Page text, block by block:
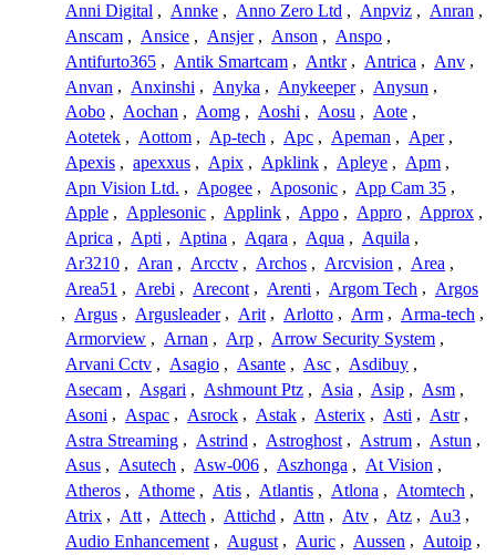
Anni Digital , Annke , Anno Zero Ltd , Anpviz , Anran ,
Anscam , Ansice , Ansjer , Anson , Anspo ,
Antifurto365 , Antik Smartcam , Antkr , Antrica , Anv ,
Anvan , Anxinshi , Anyka , Anykeeper , Anysun ,
Aobo , Aochan , Aomg , Aoshi , Aosu , Aote ,
Aotetek , Aottom , Ap-tech , Apc , Apeman , Aper ,
Apexis , apexxus , Apix , Apklink , Apleye , Apm ,
Apn Vision Ltd. , Apogee , Aposonic , App Cam 35 ,
Apple , Applesonic , Applink , Appo , Appro , Approx ,
Aprica , Apti , Aptina , Aqara , Aqua , Aquila ,
Ar3210 , Aran , Arcctv , Archos , Arcvision , Area ,
Area51 , Arebi , Arecont , Arenti , Argom Tech , Argos
, Argus , Argusleader , Arit , Arlotto , Arm , Arma-tech ,
Armorview , Arnan , Arp , Arrow Security System ,
Arvani Cctv , Asagio , Asante , Asc , Asdibuy ,
Asecam , Asgari , Ashmount Ptz , Asia , Asip , Asm ,
Asoni , Aspac , Asrock , Astak , Asterix , Asti , Astr ,
Astra Streaming , Astrind , Astroghost , Astrum , Astun ,
Asus , Asutech , Asw-006 , Aszhonga , At Vision ,
Atheros , Athome , Atis , Atlantis , Atlona , Atomtech ,
Atrix , Att , Attech , Attichd , Attn , Atv , Atz , Au3 ,
Audio Enhancement , August , Auric , Aussen , Autoip ,